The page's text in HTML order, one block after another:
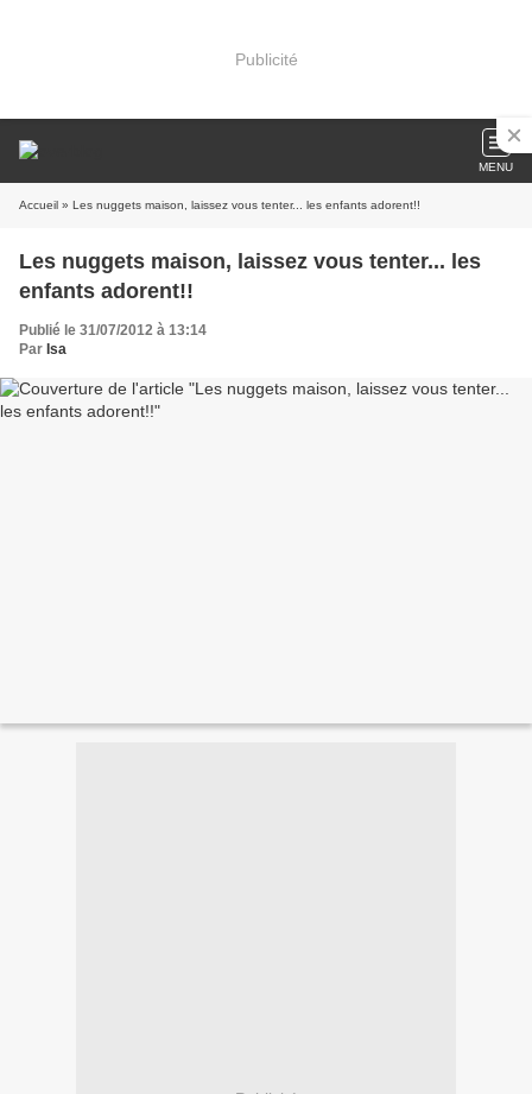
Publicité
MENU
Accueil » Les nuggets maison, laissez vous tenter... les enfants adorent!!
Les nuggets maison, laissez vous tenter... les
enfants adorent!!
Publié le 31/07/2012 à 13:14
Par Isa